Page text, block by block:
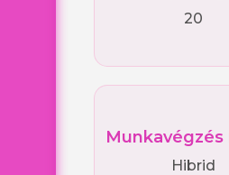
20
Munkavégzés
Hibrid